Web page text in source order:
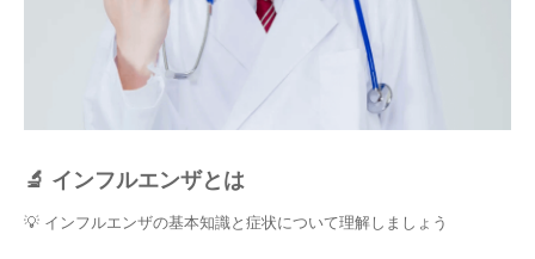
🔬 インフルエンザとは
💡 インフルエンザの基本知識と症状について理解しましょう